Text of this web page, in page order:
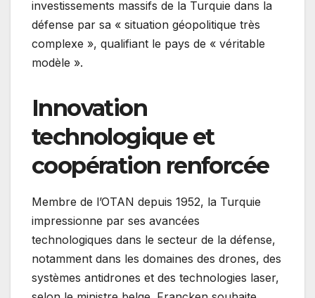
investissements massifs de la Turquie dans la
défense par sa « situation géopolitique très
complexe », qualifiant le pays de « véritable
modèle ».
Innovation
technologique et
coopération renforcée
Membre de l’OTAN depuis 1952, la Turquie
impressionne par ses avancées
technologiques dans le secteur de la défense,
notamment dans les domaines des drones, des
systèmes antidrones et des technologies laser,